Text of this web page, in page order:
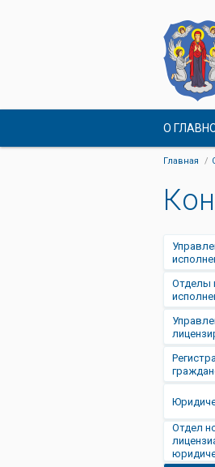
О
Главная
Отделы
Отдел